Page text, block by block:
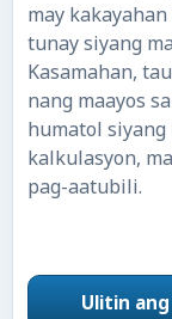
may
tunay siyang
Kasamahan,
nang maayos
humatol
kalkulasyon,
pag-aatubili.
Ulitin